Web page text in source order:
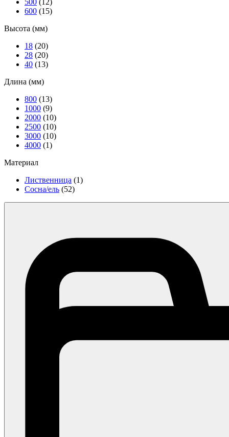
500 (12)
600 (15)
Высота (мм)
18 (20)
28 (20)
40 (13)
Длина (мм)
800 (13)
1000 (9)
2000 (10)
2500 (10)
3000 (10)
4000 (1)
Материал
Лиственница (1)
Сосна/ель (52)